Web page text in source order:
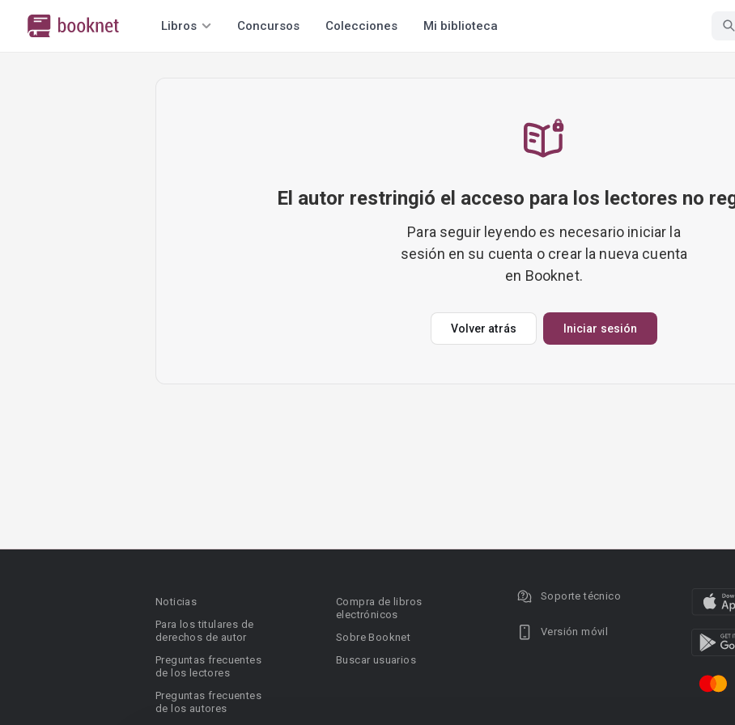
Libros Concursos Colecciones Mi biblioteca
El autor restringió el acceso para los lectores no
Para seguir leyendo es necesario iniciar la
sesión en su cuenta o crear la nueva cuenta
en Booknet.
Volver atrás Iniciar sesión
Noticias
Para los titulares de
derechos de autor
Preguntas frecuentes
de los lectores
Preguntas frecuentes
de los autores
Compra de libros
electrónicos
Sobre Booknet
Buscar usuarios
Soporte técnico
Versión móvil